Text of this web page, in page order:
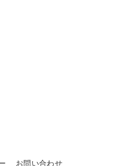
お問い合わせ